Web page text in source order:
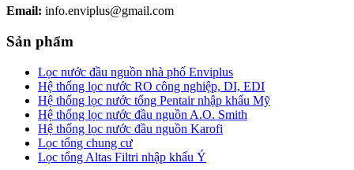
Email: info.enviplus@gmail.com
Sản phẩm
Lọc nước đầu nguồn nhà phố Enviplus
Hệ thống lọc nước RO công nghiệp, DI, EDI
Hệ thống lọc nước tổng Pentair nhập khẩu Mỹ
Hệ thống lọc nước đầu nguồn A.O. Smith
Hệ thống lọc nước đầu nguồn Karofi
Lọc tổng chung cư
Lọc tổng Altas Filtri nhập khẩu Ý